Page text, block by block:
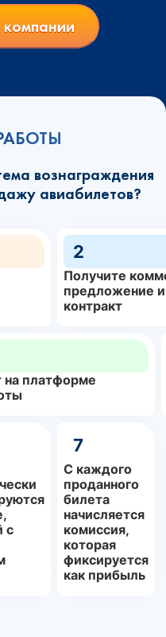
вознаграждения
авиабилетов?
2
Получите
предложение
контракт
на платформе
с
7
С каждого
проданного
билета
начисляется
комиссия,
которая
фиксируется
как прибыль